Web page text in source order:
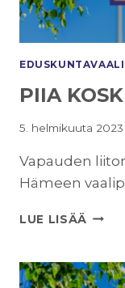
PIIA
5. helmikuuta 2023
Vapauden
Hämeen
LUE LISÄÄ PIIA